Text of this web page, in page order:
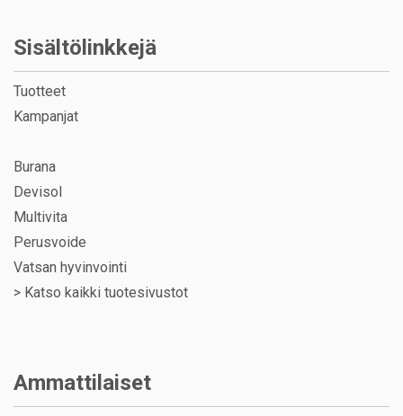
Sisältölinkkejä
Tuotteet
Kampanjat
Burana
Devisol
Multivita
Perusvoide
Vatsan hyvinvointi
> Katso kaikki tuotesivustot
Ammattilaiset